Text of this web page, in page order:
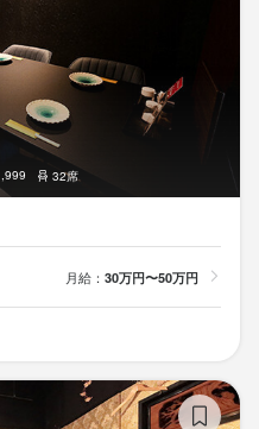
32席
月給： 30万円〜50万円